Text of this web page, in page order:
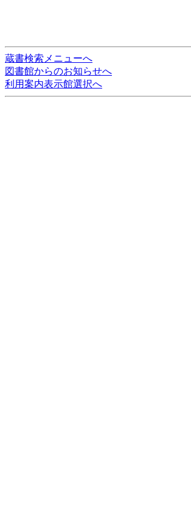
蔵書検索メニューへ
図書館からのお知らせへ
利用案内表示館選択へ